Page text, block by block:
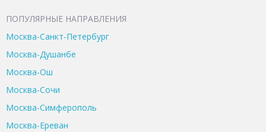
ПОПУЛЯРНЫЕ НАПРАВЛЕНИЯ
Москва-Санкт-Петербург
Москва-Душанбе
Москва-Ош
Москва-Сочи
Москва-Симферополь
Москва-Ереван